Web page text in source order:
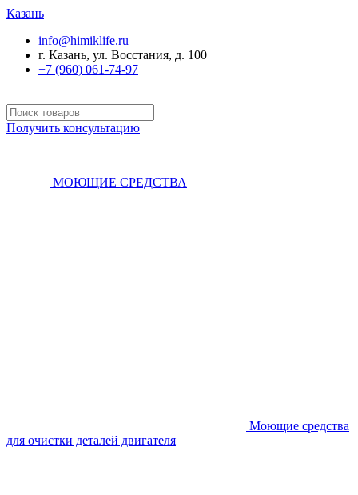
Казань
info@himiklife.ru
г. Казань, ул. Восстания, д. 100
+7 (960) 061-74-97
Получить консультацию
МОЮЩИЕ СРЕДСТВА
Моющие средства
для очистки деталей двигателя